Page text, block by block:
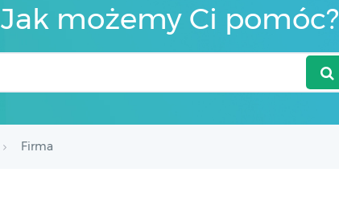
Jak możemy Ci pomóc?
Firma